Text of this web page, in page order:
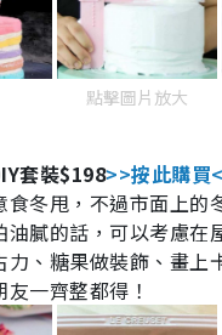
點擊圖片放大
套裝$198>>按此購買
食冬甩，不過市面上的
膩的話，可以考慮在
力、糖果做裝飾、畫上
一齊整都得！